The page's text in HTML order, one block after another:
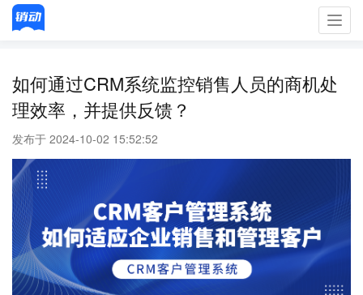
如何通过CRM系统监控销售人员的商机处
理效率，并提供反馈？
发布于 2024-10-02 15:52:52